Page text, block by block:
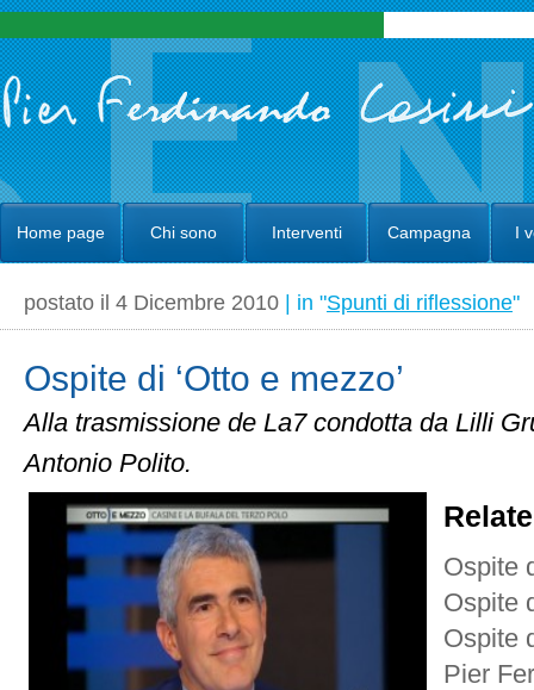
Home page Chi sono Interventi Campagna I
postato il 4 Dicembre 2010 | in "Spunti di riflessione"
Ospite di ‘Otto e mezzo’
Alla trasmissione de La7 condotta da Lilli
Antonio Polito.
Ospite
Ospite
Ospite
Pier